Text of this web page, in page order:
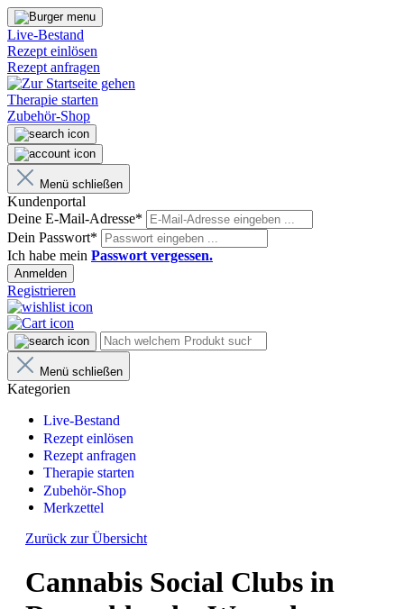
Live-Bestand
Rezept einlösen
Rezept anfragen
Therapie starten
Zubehör-Shop
Menü schließen
Kundenportal
Deine E-Mail-Adresse*
Dein Passwort*
Ich habe mein Passwort vergessen.
Anmelden
Registrieren
Menü schließen
Kategorien
Live-Bestand
Rezept einlösen
Rezept anfragen
Therapie starten
Zubehör-Shop
Merkzettel
Zurück zur Übersicht
Cannabis Social Clubs in